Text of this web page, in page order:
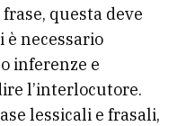
questa deve
necessario
inferenze e
l’interlocutore.
lessicali e frasali,